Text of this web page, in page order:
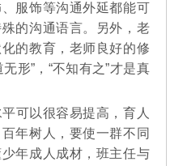
服饰等沟通外延都能可
的沟通语言。另外，老
的教育，老师良好的修
形”，“不知有之”才是真
可以很容易提高，育人
年树人，要使一群不同
年成人成材，班主任与